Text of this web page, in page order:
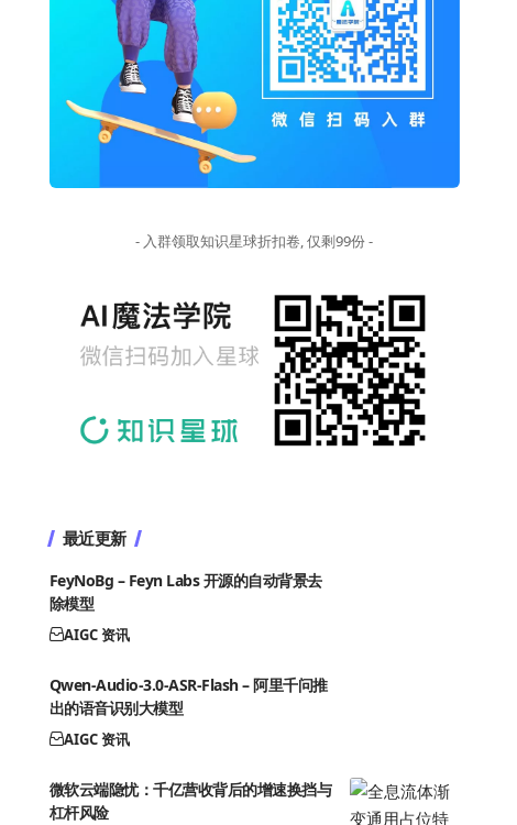
- 入群领取知识星球折扣卷, 仅剩99份 -
最近更新
FeyNoBg – Feyn Labs 开源的自动背景去
除模型
AIGC 资讯
Qwen-Audio-3.0-ASR-Flash – 阿里千问推
出的语音识别大模型
AIGC 资讯
微软云端隐忧：千亿营收背后的增速换挡与
杠杆风险